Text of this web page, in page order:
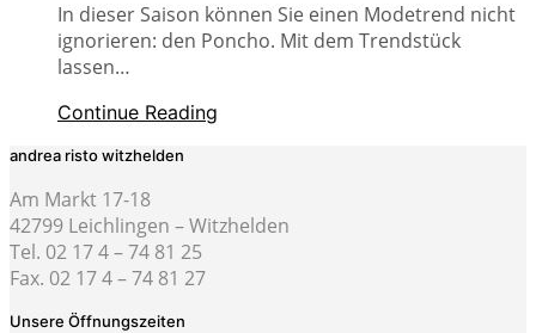
In dieser Saison können Sie einen Modetrend nicht
ignorieren: den Poncho. Mit dem Trendstück
lassen…
Continue Reading
andrea risto witzhelden
Am Markt 17-18
42799 Leichlingen – Witzhelden
Tel. 02 17 4 – 74 81 25
Fax. 02 17 4 – 74 81 27
Unsere Öffnungszeiten